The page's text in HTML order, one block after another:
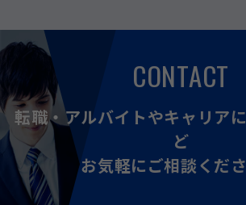
CONTACT
転職・アルバイトやキャリア
ど
お気軽にご相談くだ